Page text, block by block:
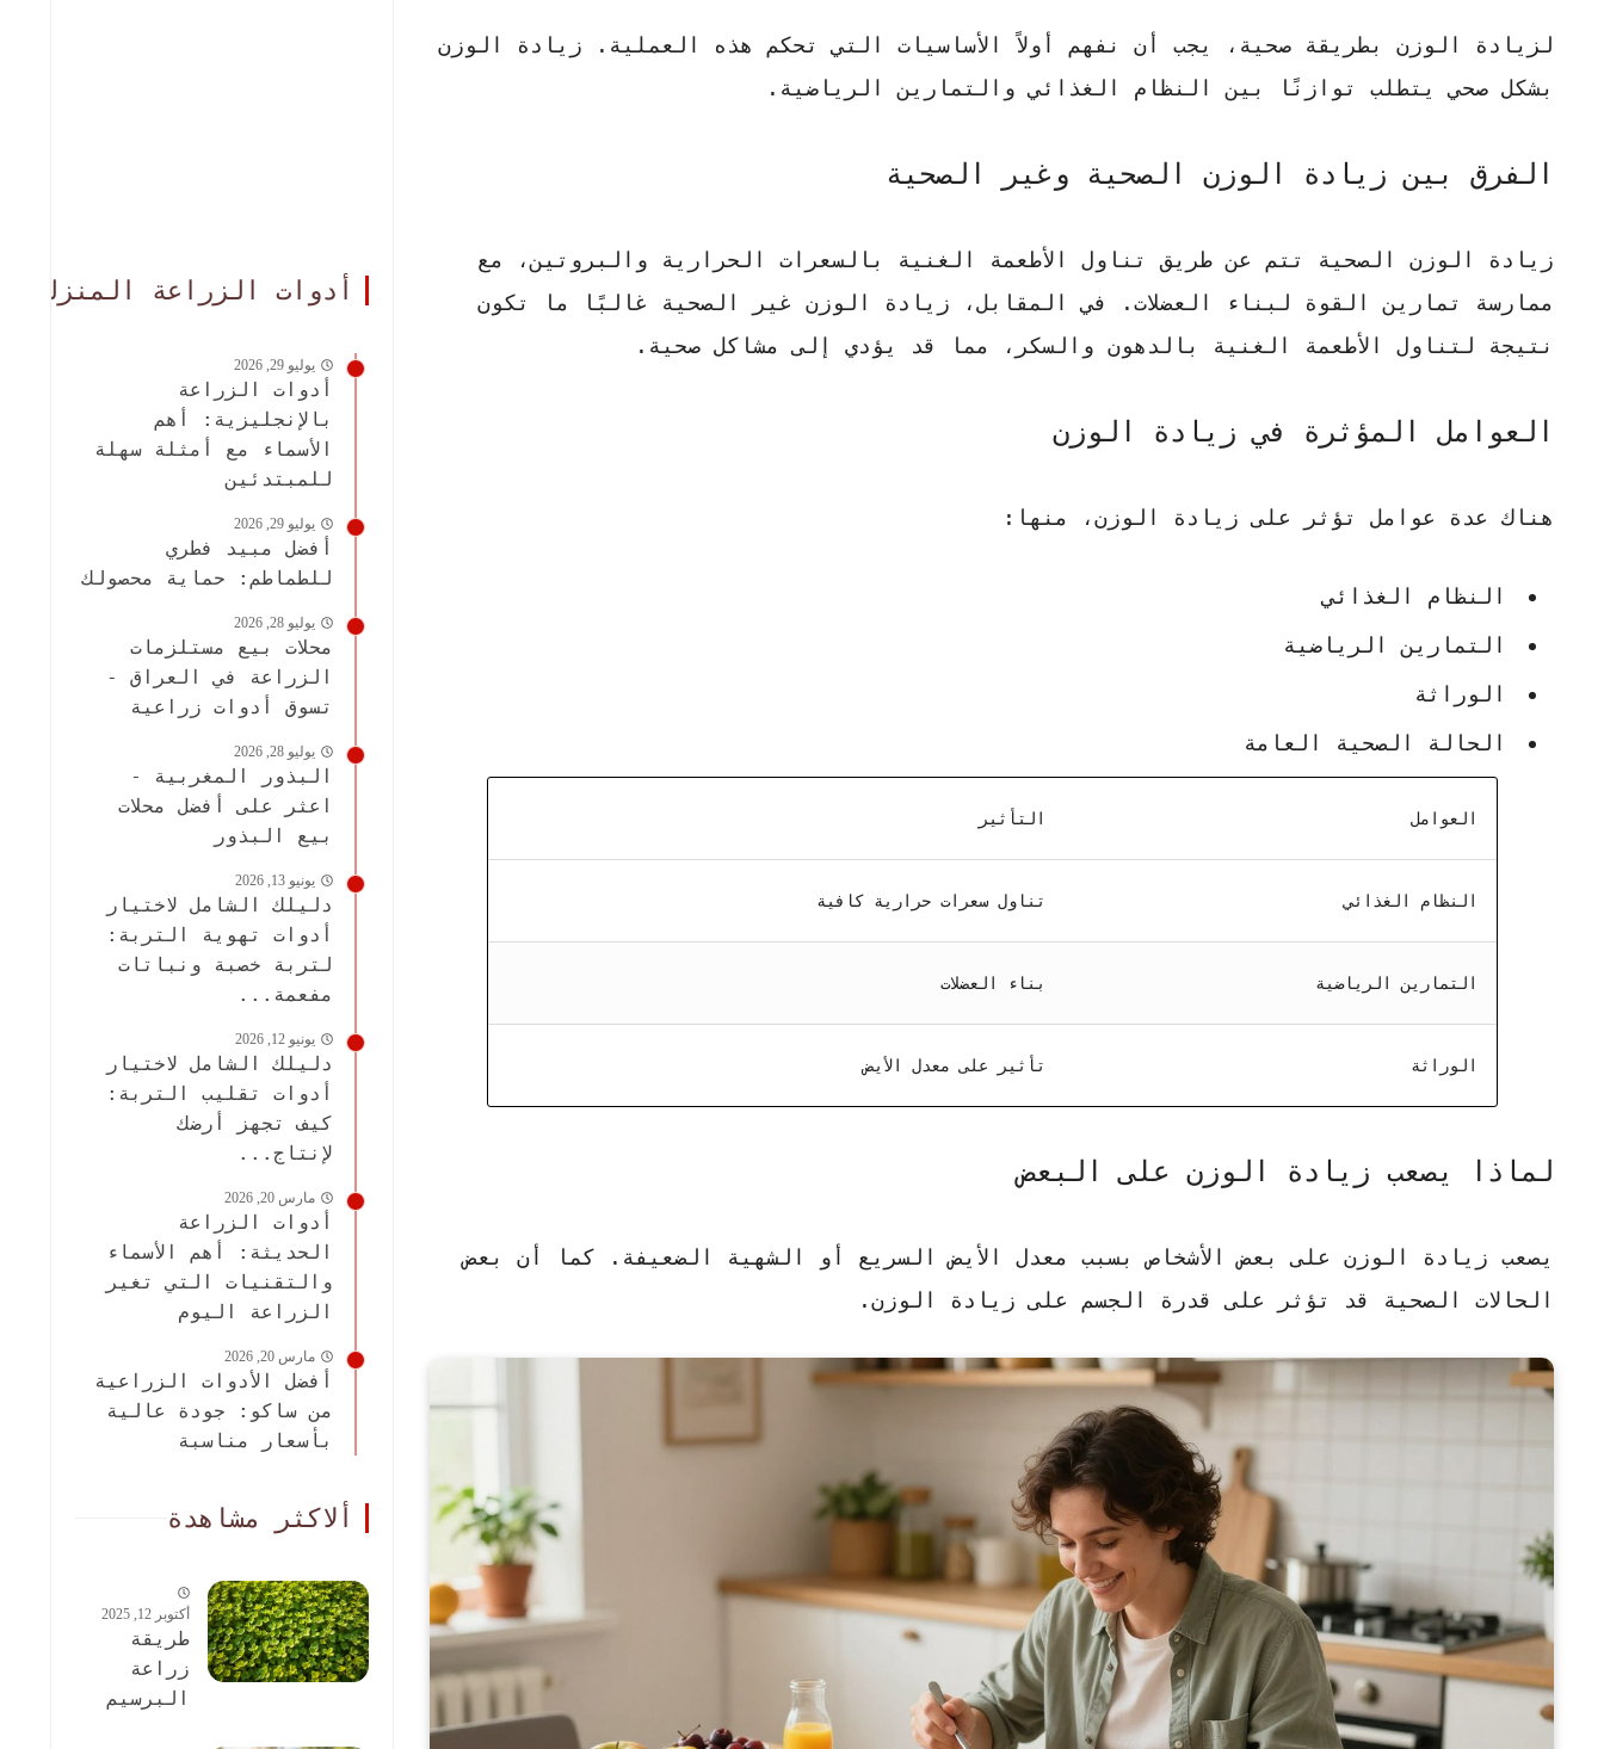
لزيادة الوزن بطريقة صحية، يجب أن نفهم أولاً الأساسيات التي تحكم هذه العملية. زيادة الوزن
بشكل صحي يتطلب توازنًا بين النظام الغذائي والتمارين الرياضية.
الفرق بين زيادة الوزن الصحية وغير الصحية
زيادة الوزن الصحية تتم عن طريق تناول الأطعمة الغنية بالسعرات الحرارية والبروتين، مع
ممارسة تمارين القوة لبناء العضلات. في المقابل، زيادة الوزن غير الصحية غالبًا ما تكون
نتيجة لتناول الأطعمة الغنية بالدهون والسكر، مما قد يؤدي إلى مشاكل صحية.
العوامل المؤثرة في زيادة الوزن
هناك عدة عوامل تؤثر على زيادة الوزن، منها:
النظام الغذائي
التمارين الرياضية
الوراثة
الحالة الصحية العامة
العوامل التأثير
النظام الغذائي تناول سعرات حرارية كافية
التمارين الرياضية بناء العضلات
الوراثة تأثير على معدل الأيض
لماذا يصعب زيادة الوزن على البعض
يصعب زيادة الوزن على بعض الأشخاص بسبب معدل الأيض السريع أو الشهية الضعيفة. كما أن بعض
الحالات الصحية قد تؤثر على قدرة الجسم على زيادة الوزن.
أدوات الزراعة المنزلية
يوليو 29, 2026
أدوات الزراعة
بالإنجليزية: أهم
الأسماء مع أمثلة سهلة
للمبتدئين
يوليو 29, 2026
أفضل مبيد فطري
للطماطم: حماية محصولك
يوليو 28, 2026
محلات بيع مستلزمات
الزراعة في العراق -
تسوق أدوات زراعية
يوليو 28, 2026
البذور المغربية -
اعثر على أفضل محلات
بيع البذور
يونيو 13, 2026
دليلك الشامل لاختيار
أدوات تهوية التربة:
لتربة خصبة ونباتات
مفعمة...
يونيو 12, 2026
دليلك الشامل لاختيار
أدوات تقليب التربة:
كيف تجهز أرضك
لإنتاج...
مارس 20, 2026
أدوات الزراعة
الحديثة: أهم الأسماء
والتقنيات التي تغير
الزراعة اليوم
مارس 20, 2026
أفضل الأدوات الزراعية
من ساكو: جودة عالية
بأسعار مناسبة
ألاكثر مشاهدة
أكتوبر 12, 2025
طريقة
زراعة
البرسيم